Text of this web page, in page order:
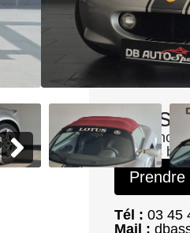
Kilométrage :
Boîte :
Énergie :
Vous
Faites-
les plus
Tél : 03 45
Mail :